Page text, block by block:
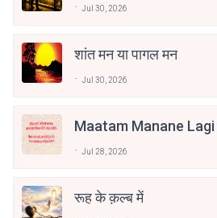
Jul 30, 2026
शांत मन या पागल मन
Jul 30, 2026
Maatam Manane Lagi
Jul 28, 2026
रूह के क़ल्ब में